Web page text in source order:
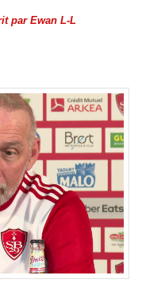
par Ewan L-L